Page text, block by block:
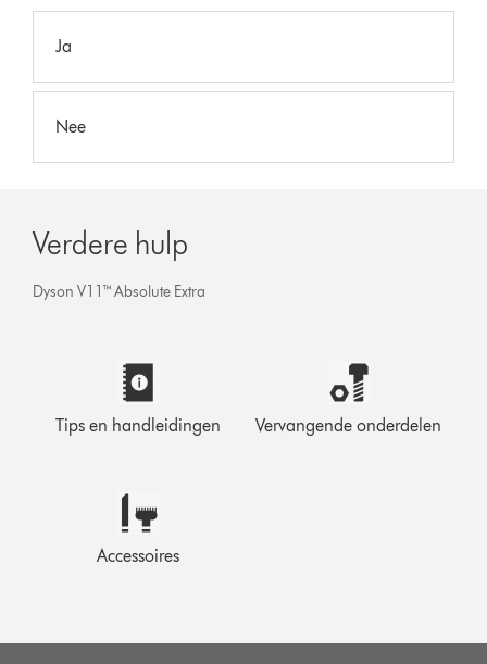
Ja
Nee
Verdere hulp
Dyson V11™ Absolute Extra
Tips en handleidingen Vervangende onderdelen
Accessoires